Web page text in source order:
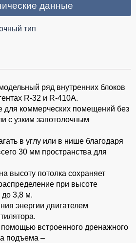
данные
тип
ряд внутренних блоков
R-32 и R-410A.
для коммерческих помещений без
с узким запотолочным
в углу или в нише благодаря
30 мм пространства для
высоту потолка сохраняет
при высоте
3,8 м.
энергии двигателем
помощью встроенного дренажного
подъема –